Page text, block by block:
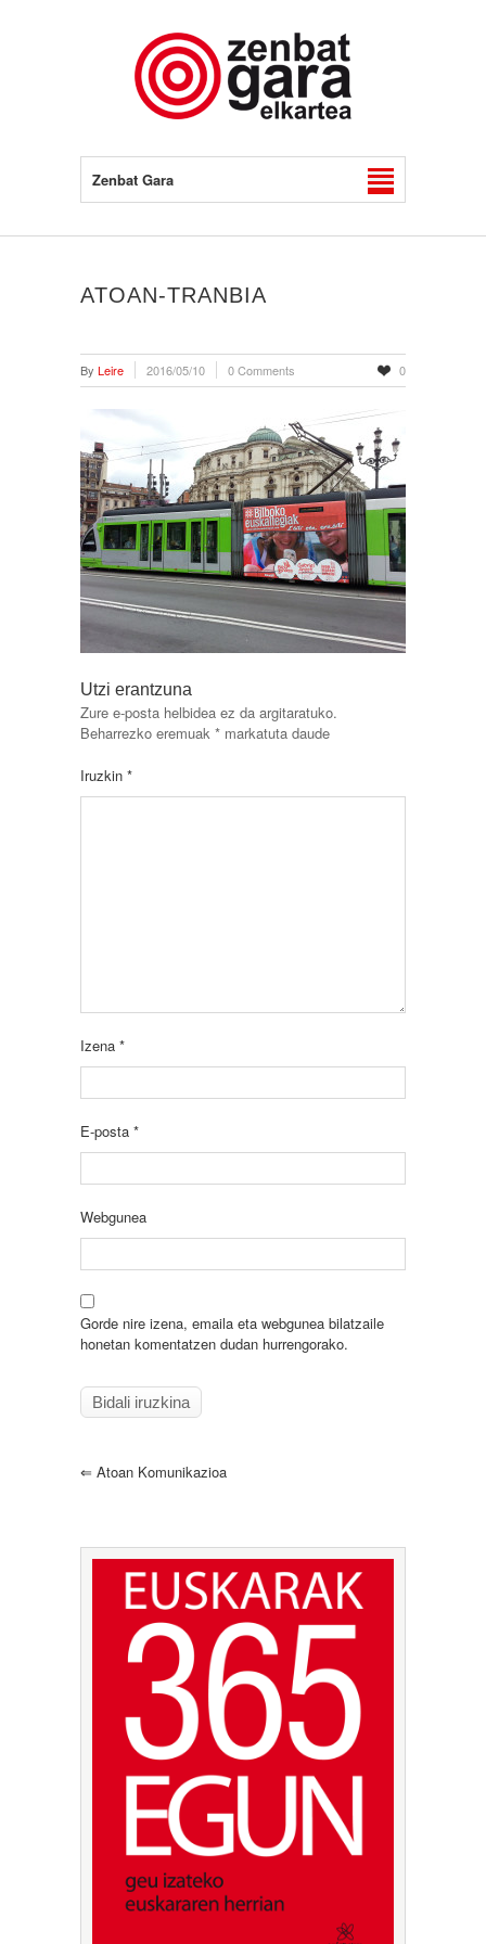
Zenbat Gara
ATOAN-TRANBIA
By Leire 2016/05/10 0 Comments 0
Utzi erantzuna
Zure e-posta helbidea ez da argitaratuko.
Beharrezko eremuak * markatuta daude
Iruzkin *
Izena *
E-posta *
Webgunea
Gorde nire izena, emaila eta webgunea bilatzaile
honetan komentatzen dudan hurrengorako.
⇐ Atoan Komunikazioa